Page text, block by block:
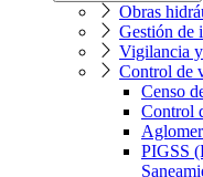
Obras
Gestión de
Vigilancia
Control de
Censo
Control
PIGSS